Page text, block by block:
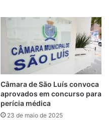
Negou amaeça
Vereador
Câmara de São Luís convoca
aprovados em concurso para
perícia médica
23 de maio de 2025